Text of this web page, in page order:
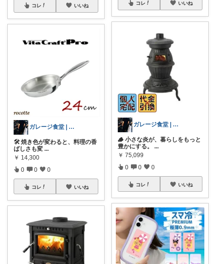
コレ いいね
ガレージ食堂 | 開業準備中
🛠️ 焼き色が変わると、料理の香
ばしさも変 ...
￥ 14,300
0 0 0
コレ いいね
コレ いいね
ガレージ食堂 | 開業準備中
🪵 小さな炎が、暮らしをもっと
豊かにする。
...
￥ 75,099
0 0 0
コレ いいね